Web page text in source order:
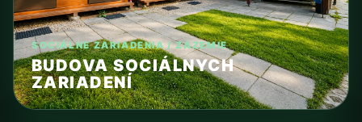
SOCIÁLNE ZARIADENIA / ZÁZEMIE
BUDOVA SOCIÁLNYCH
ZARIADENÍ